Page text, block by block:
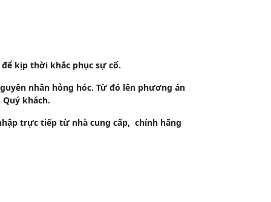
để kịp thời khắc phục sự cố.
nhân hỏng hóc. Từ đó lên phương án
khách.
trực tiếp từ nhà cung cấp, chính hãng